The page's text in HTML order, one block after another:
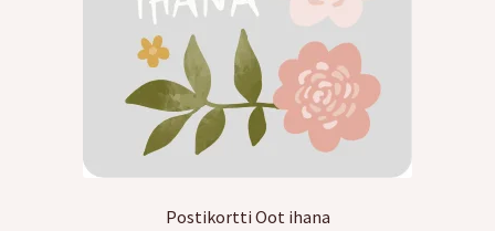
Postikortti Oot ihana